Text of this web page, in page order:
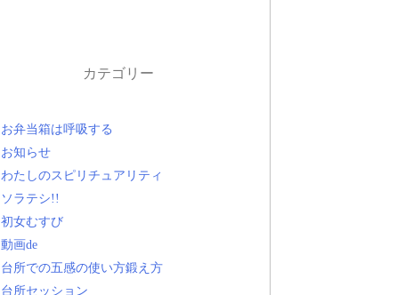
カテゴリー
お弁当箱は呼吸する
お知らせ
わたしのスピリチュアリティ
ソラテシ!!
初女むすび
動画de
台所での五感の使い方鍛え方
台所セッション